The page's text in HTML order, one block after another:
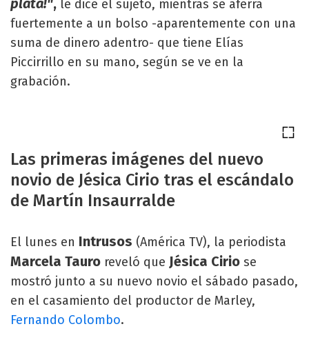
le dice el sujeto, mientras se aferra
fuertemente a un bolso -aparentemente con una
suma de dinero adentro- que tiene Elías
Piccirrillo en su mano, según se ve en la
grabación.
Las primeras imágenes del nuevo
novio de Jésica Cirio tras el escándalo
de Martín Insaurralde
El lunes en Intrusos (América TV), la periodista
Marcela Tauro reveló que Jésica Cirio se
mostró junto a su nuevo novio el sábado pasado,
en el casamiento del productor de Marley,
Fernando Colombo.